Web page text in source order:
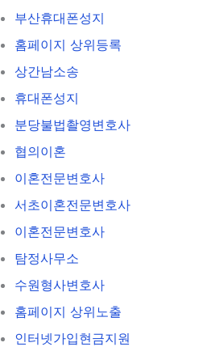
부산휴대폰성지
홈페이지 상위등록
상간남소송
휴대폰성지
분당불법촬영변호사
협의이혼
이혼전문변호사
서초이혼전문변호사
이혼전문변호사
탐정사무소
수원형사변호사
홈페이지 상위노출
인터넷가입현금지원